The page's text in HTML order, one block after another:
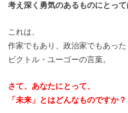
考え深く勇気のあるものにとって
これは、
作家でもあり、政治家でもあった
ビクトル・ユーゴーの言葉。
さて、あなたにとって、
「未来」とはどんなものですか？